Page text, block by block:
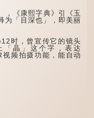
古字十分少用，直
世纪，网络上开始流
情符号，这个字也被网
的「八」像一对委
八字眉模样，「口」像
讶、...
《康熙字典》引《玉
为「目深也」，即美丽
时，曾宣传它的镜头
瞐」这个字，表达
频拍摄功能，能自动